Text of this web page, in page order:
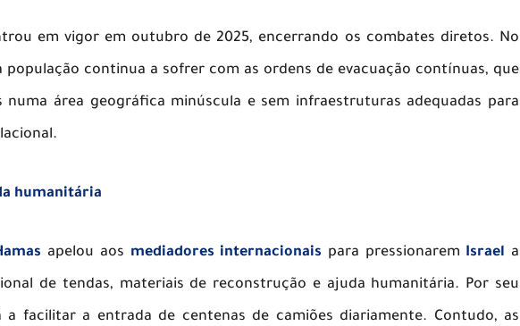
em vigor em outubro de 2025, encerrando os combates diretos. No
continua a sofrer com as ordens de evacuação contínuas, que
numa área geográfica minúscula e sem infraestruturas adequadas para
humanitária
apelou aos mediadores internacionais para pressionarem Israel a
de tendas, materiais de reconstrução e ajuda humanitária. Por seu
a facilitar a entrada de centenas de camiões diariamente. Contudo, as